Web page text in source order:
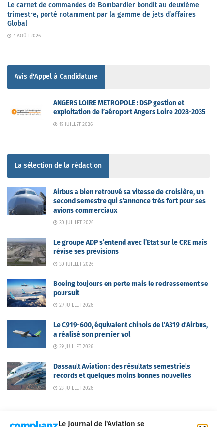
Le Journal de l'Aviation se
Le carnet de commandes de Bombardier bondit au deuxième
trimestre, porté notamment par la gamme de jets d’affaires
Global
4 AOÛT 2026
Avis d'Appel à Candidature
ANGERS LOIRE METROPOLE : DSP gestion et
exploitation de l’aéroport Angers Loire 2028-2035
15 JUILLET 2026
La sélection de la rédaction
Airbus a bien retrouvé sa vitesse de croisière, un
second semestre qui s’annonce très fort pour ses
avions commerciaux
30 JUILLET 2026
Le groupe ADP s’entend avec l’Etat sur le CRE mais
révise ses prévisions
30 JUILLET 2026
Boeing toujours en perte mais le redressement se
poursuit
29 JUILLET 2026
Le C919-600, équivalent chinois de l’A319 d’Airbus,
a réalisé son premier vol
29 JUILLET 2026
Dassault Aviation : des résultats semestriels
records et quelques moins bonnes nouvelles
23 JUILLET 2026